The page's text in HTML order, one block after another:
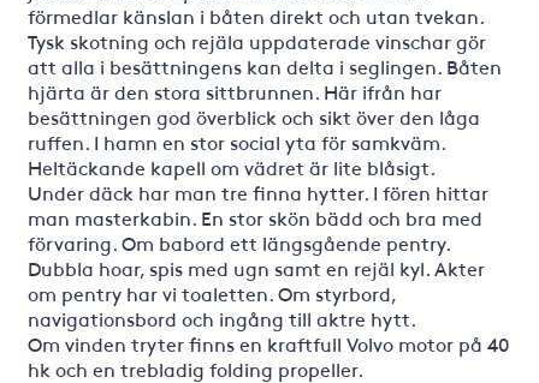
förmedlar känslan i båten direkt och utan tvekan.
Tysk skotning och rejäla uppdaterade vinschar gör
att alla i besättningens kan delta i seglingen. Båten
hjärta är den stora sittbrunnen. Här ifrån har
besättningen god överblick och sikt över den låga
ruffen. I hamn en stor social yta för samkväm.
Heltäckande kapell om vädret är lite blåsigt.
Under däck har man tre finna hytter. I fören hittar
man masterkabin. En stor skön bädd och bra med
förvaring. Om babord ett längsgående pentry.
Dubbla hoar, spis med ugn samt en rejäl kyl. Akter
om pentry har vi toaletten. Om styrbord,
navigationsbord och ingång till aktre hytt.
Om vinden tryter finns en kraftfull Volvo motor på 40
hk och en trebladig folding propeller.